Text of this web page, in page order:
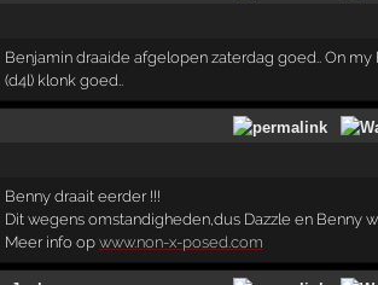
Benjamin draaide afgelopen zaterdag goed.. On
(d4l) klonk goed..
Benny draait eerder !!!
Dit wegens omstandigheden,dus Dazzle en Benny
Meer info op www.non-x-posed.com